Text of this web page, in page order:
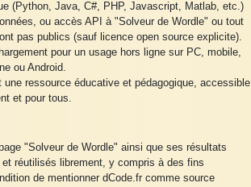
(Python, Java, C#, PHP, Javascript, Matlab, etc.)
ou accès API à "Solveur de Wordle" ou tout
pas publics (sauf licence open source explicite).
pour un usage hors ligne sur PC, mobile,
ou Android.
une ressource éducative et pédagogique, accessible
et pour tous.
"Solveur de Wordle" ainsi que ses résultats
réutilisés librement, y compris à des fins
de mentionner dCode.fr comme source